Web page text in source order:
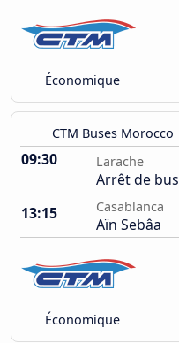
Économique
CTM Buses Morocco
09:30 Larache
Arrêt de bus
13:15
Casablanca
Aïn Sebâa
Économique